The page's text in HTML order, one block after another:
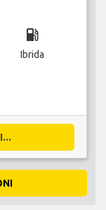
local_gas_station
Ibrida